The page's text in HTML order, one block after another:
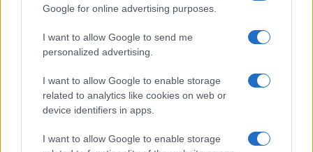
Google for online advertising purposes.
I want to allow Google to send me
personalized advertising.
I want to allow Google to enable storage
related to analytics like cookies on web or
device identifiers in apps.
I want to allow Google to enable storage